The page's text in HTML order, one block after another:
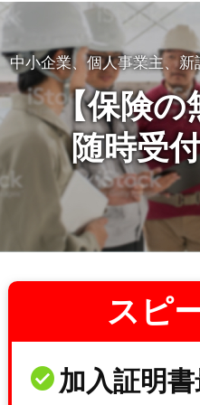
中小企業、個人事業主、
【保険の
随時受
スピ
加入証明